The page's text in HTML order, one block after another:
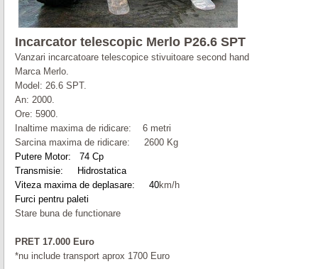
Incarcator telescopic Merlo P26.6 SPT
Vanzari incarcatoare telescopice stivuitoare second hand
Marca Merlo
Model: 26. 6 SPT.
An: 2000.
Ore: 5900.
Inaltime maxima de ridicare: 6 metri
Sarcina maxima de ridicare: 2600 Kg
Putere Motor: 74 Cp
Transmisie: Hidrostatica
Viteza maxima de deplasare: 40km/h
Furci pentru paleti
Stare buna de functionare
PRET 17.000 Euro
*nu include transport aprox 1700 Euro